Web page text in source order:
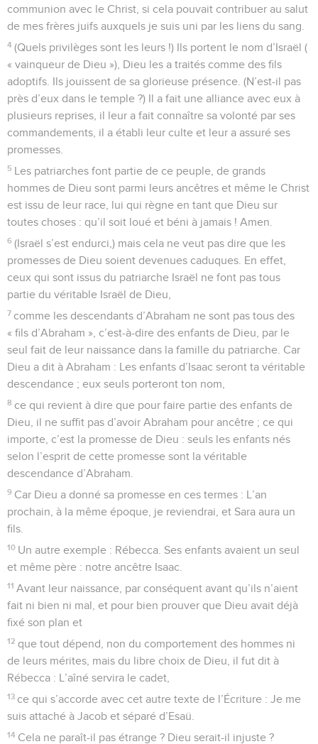
communion avec le Christ, si cela pouvait contribuer au salut
de mes frères juifs auxquels je suis uni par les liens du sang.
4 (Quels privilèges sont les leurs !) Ils portent le nom d’Israël (
« vainqueur de Dieu »), Dieu les a traités comme des fils
adoptifs. Ils jouissent de sa glorieuse présence. (N’est-il pas
près d’eux dans le temple ?) Il a fait une alliance avec eux à
plusieurs reprises, il leur a fait connaître sa volonté par ses
commandements, il a établi leur culte et leur a assuré ses
promesses.
5 Les patriarches font partie de ce peuple, de grands
hommes de Dieu sont parmi leurs ancêtres et même le Christ
est issu de leur race, lui qui règne en tant que Dieu sur
toutes choses : qu’il soit loué et béni à jamais ! Amen.
6 (Israël s’est endurci,) mais cela ne veut pas dire que les
promesses de Dieu soient devenues caduques. En effet,
ceux qui sont issus du patriarche Israël ne font pas tous
partie du véritable Israël de Dieu,
7 comme les descendants d’Abraham ne sont pas tous des
« fils d’Abraham », c’est-à-dire des enfants de Dieu, par le
seul fait de leur naissance dans la famille du patriarche. Car
Dieu a dit à Abraham : Les enfants d’Isaac seront ta véritable
descendance ; eux seuls porteront ton nom,
8 ce qui revient à dire que pour faire partie des enfants de
Dieu, il ne suffit pas d’avoir Abraham pour ancêtre ; ce qui
importe, c’est la promesse de Dieu : seuls les enfants nés
selon l’esprit de cette promesse sont la véritable
descendance d’Abraham.
9 Car Dieu a donné sa promesse en ces termes : L’an
prochain, à la même époque, je reviendrai, et Sara aura un
fils.
10 Un autre exemple : Rébecca. Ses enfants avaient un seul
et même père : notre ancêtre Isaac.
11 Avant leur naissance, par conséquent avant qu’ils n’aient
fait ni bien ni mal, et pour bien prouver que Dieu avait déjà
fixé son plan et
12 que tout dépend, non du comportement des hommes ni
de leurs mérites, mais du libre choix de Dieu, il fut dit à
Rébecca : L’aîné servira le cadet,
13 ce qui s’accorde avec cet autre texte de l’Écriture : Je me
suis attaché à Jacob et séparé d’Esaü.
14 Cela ne paraît-il pas étrange ? Dieu serait-il injuste ?